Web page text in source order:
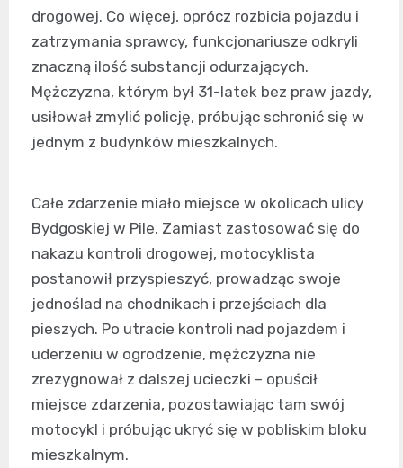
drogowej. Co więcej, oprócz rozbicia pojazdu i
zatrzymania sprawcy, funkcjonariusze odkryli
znaczną ilość substancji odurzających.
Mężczyzna, którym był 31-latek bez praw jazdy,
usiłował zmylić policję, próbując schronić się w
jednym z budynków mieszkalnych.
Całe zdarzenie miało miejsce w okolicach ulicy
Bydgoskiej w Pile. Zamiast zastosować się do
nakazu kontroli drogowej, motocyklista
postanowił przyspieszyć, prowadząc swoje
jednoślad na chodnikach i przejściach dla
pieszych. Po utracie kontroli nad pojazdem i
uderzeniu w ogrodzenie, mężczyzna nie
zrezygnował z dalszej ucieczki – opuścił
miejsce zdarzenia, pozostawiając tam swój
motocykl i próbując ukryć się w pobliskim bloku
mieszkalnym.